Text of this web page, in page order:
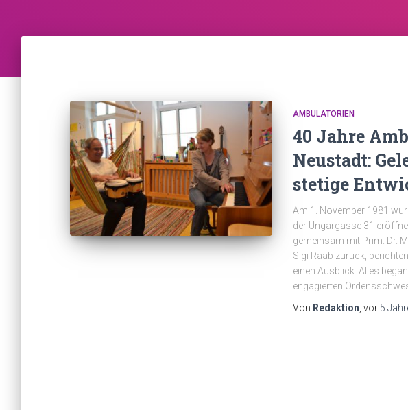
AMBULATORIEN
40 Jahre
Neustadt:
stetige
Am 1. November 1981
der Ungargasse 31
gemeinsam mit Prim. Dr.
Sigi Raab zurück,
einen Ausblick. Alles
engagierten
Von Redaktion , vor 5